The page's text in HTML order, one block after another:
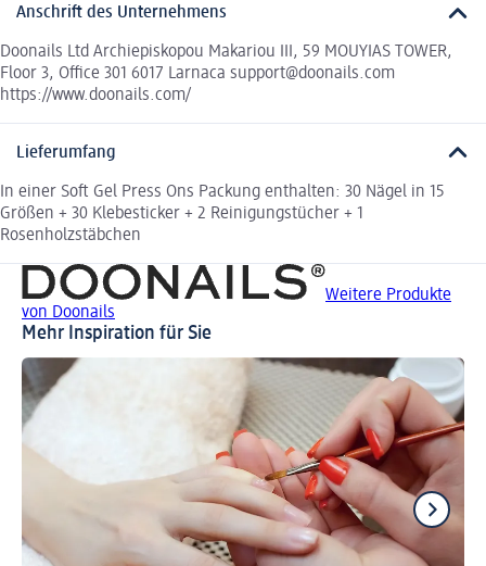
Anschrift des Unternehmens
Doonails Ltd Archiepiskopou Makariou III, 59 MOUYIAS TOWER,
Floor 3, Office 301 6017 Larnaca support@doonails.com
https://www.doonails.com/
Lieferumfang
In einer Soft Gel Press Ons Packung enthalten: 30 Nägel in 15
Größen + 30 Klebesticker + 2 Reinigungstücher + 1
Rosenholzstäbchen
Weitere Produkte
von Doonails
Mehr Inspiration für Sie